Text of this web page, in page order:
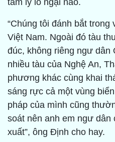
tâm lý lo ngại nào.
“Chúng tôi đánh bắt trong
Việt Nam. Ngoài đó tàu
đúc, không riêng ngư dân
nhiều tàu của Nghệ An,
phương khác cùng khai
sáng rực cả một vùng
pháp của mình cũng
soát nên anh em ngư dân
xuất”, ông Định cho hay.